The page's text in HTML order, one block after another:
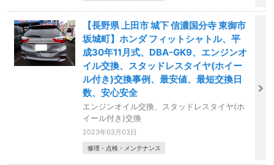
【長野県 上田市 城下 信濃国分寺 東御市
坂城町】ホンダ フィットシャトル、平
成30年11月式、DBA-GK9、エンジンオ
イル交換、スタッドレスタイヤ(ホイー
ル付き)交換事例、最安値、最短交換日
数、安心安全
エンジンオイル交換、スタッドレスタイヤ(ホ
イール付き)交換
2023年03月03日
修理・点検・メンテナンス